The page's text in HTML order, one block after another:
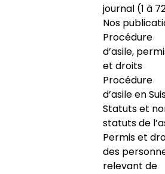
journal (1 à
Nos
Procédure
d’asile,
et droits
Procédure
d’asile en
Statuts et
statuts de
Permis et
des
relevant de